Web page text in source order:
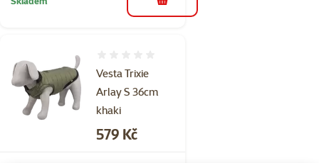
do košíku
Vesta Trixie
Arlay S 36cm
khaki
Cena
579 Kč